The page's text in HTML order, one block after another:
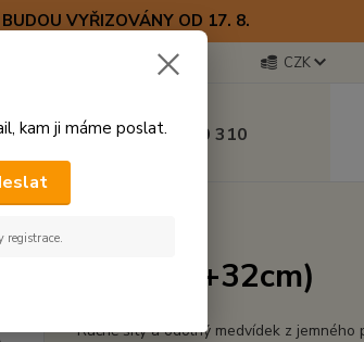
VYŘIZOVÁNY OD 17. 8.
CZK
(+420) 723 770 310
pískací (22+32cm)
Ručně šitý a odolný medvídek z jemného
kam ji máme poslat.
registrace.